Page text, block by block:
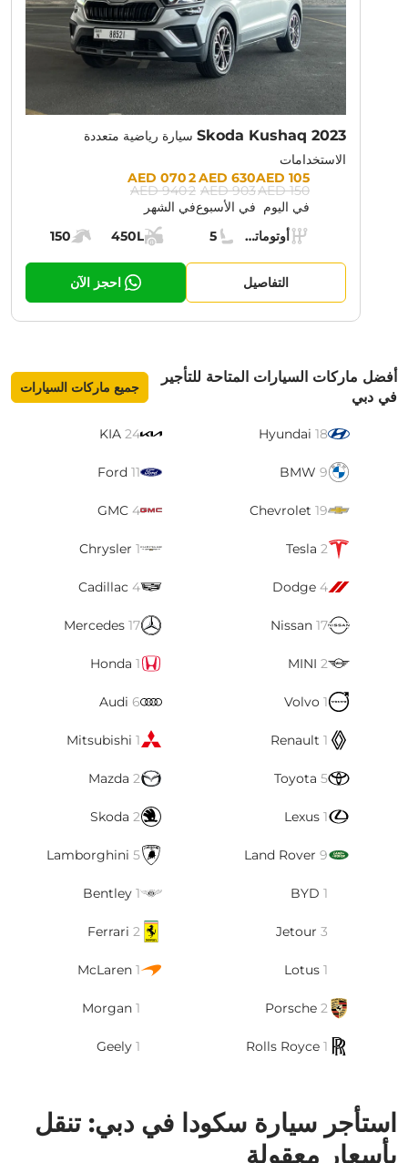
Skoda Kushaq 2023 سيارة رياضية متعددة
الاستخدامات
Prices:
105 AED
150 AED
في اليوم
630 AED
903 AED
في الأسبوع
2 070 AED
2 940 AED
في الشهر
Specs:ناقل الحركة:
أوتوماتيك (AT)
مقاعد:
5
مساحة الشحن:
450L
قوة المحرك:
150
التفاصيل احجز الآن
أفضل ماركات السيارات المتاحة للتأجير
في دبي
جميع ماركات السيارات
Hyundai 18
KIA 24
BMW 9
Ford 11
Chevrolet 19
GMC 4
Tesla 2
Chrysler 1
Dodge 4
Cadillac 4
Nissan 17
Mercedes 17
MINI 2
Honda 1
Volvo 1
Audi 6
Renault 1
Mitsubishi 1
Toyota 5
Mazda 2
Lexus 1
Skoda 2
Land Rover 9
Lamborghini 5
BYD 1
Bentley 1
Jetour 3
Ferrari 2
Lotus 1
McLaren 1
Porsche 2
Morgan 1
Rolls Royce 1
Geely 1
استأجر سيارة سكودا في دبي: تنقل
بأسعار معقولة